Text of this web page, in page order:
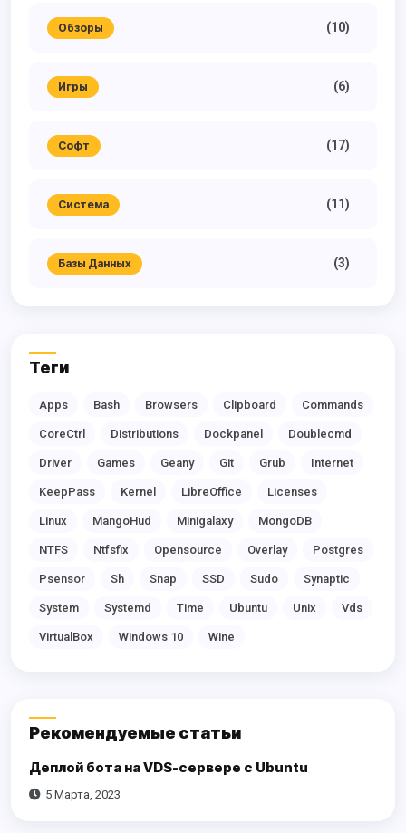
Обзоры (10)
Игры (6)
Софт (17)
Система (11)
Базы Данных (3)
Теги
Apps Bash Browsers Clipboard Commands
CoreCtrl Distributions Dockpanel Doublecmd
Driver Games Geany Git Grub Internet
KeepPass Kernel LibreOffice Licenses
Linux MangoHud Minigalaxy MongoDB
NTFS Ntfsfix Opensource Overlay Postgres
Psensor Sh Snap SSD Sudo Synaptic
System Systemd Time Ubuntu Unix Vds
VirtualBox Windows 10 Wine
Рекомендуемые статьи
Деплой бота на VDS-сервере с Ubuntu
5 Марта, 2023